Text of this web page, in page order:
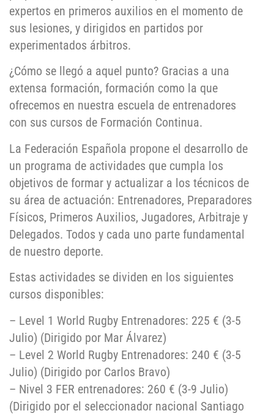
expertos en primeros auxilios en el momento de
sus lesiones, y dirigidos en partidos por
experimentados árbitros.
¿Cómo se llegó a aquel punto? Gracias a una
extensa formación, formación como la que
ofrecemos en nuestra escuela de entrenadores
con sus cursos de Formación Continua.
La Federación Española propone el desarrollo de
un programa de actividades que cumpla los
objetivos de formar y actualizar a los técnicos de
su área de actuación: Entrenadores, Preparadores
Físicos, Primeros Auxilios, Jugadores, Arbitraje y
Delegados. Todos y cada uno parte fundamental
de nuestro deporte.
Estas actividades se dividen en los siguientes
cursos disponibles:
– Level 1 World Rugby Entrenadores: 225 € (3-5
Julio) (Dirigido por Mar Álvarez)
– Level 2 World Rugby Entrenadores: 240 € (3-5
Julio) (Dirigido por Carlos Bravo)
– Nivel 3 FER entrenadores: 260 € (3-9 Julio)
(Dirigido por el seleccionador nacional Santiago